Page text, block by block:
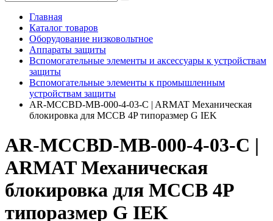
Главная
Каталог товаров
Оборудование низковольтное
Аппараты защиты
Вспомогательные элементы и аксессуары к устройствам
защиты
Вспомогательные элементы к промышленным
устройствам защиты
AR-MCCBD-MB-000-4-03-C | ARMAT Механическая
блокировка для MCCB 4P типоразмер G IEK
AR-MCCBD-MB-000-4-03-C |
ARMAT Механическая
блокировка для MCCB 4P
типоразмер G IEK